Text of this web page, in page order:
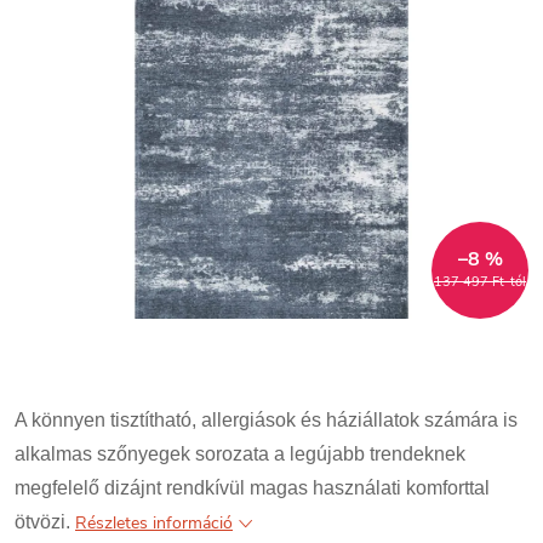
137 497 Ft-tól
–8 %
A könnyen tisztítható, allergiások és háziállatok számára is
alkalmas szőnyegek sorozata a legújabb trendeknek
megfelelő dizájnt rendkívül magas használati komforttal
ötvözi. Részletes információ